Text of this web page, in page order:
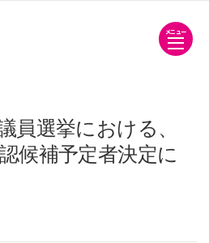
メニュー
員選挙における、
候補予定者決定に